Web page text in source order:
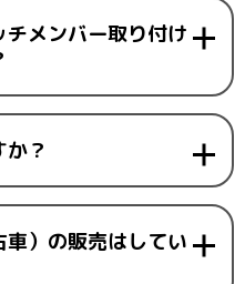
メンバー取り付け
？
）の販売はしてい